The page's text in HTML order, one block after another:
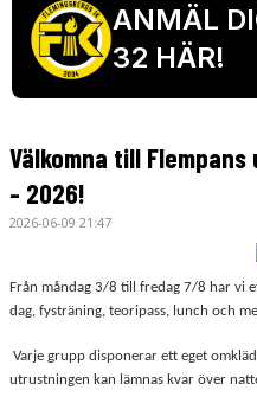
ANMÄL
32 HÄR!
Välkomna till
- 2026!
2026-06-09 21:47
Från måndag 3/8 till fredag 7/8 har vi
dag, fysträning, teoripass, lunch och
Varje grupp disponerar ett eget
utrustningen kan lämnas kvar över